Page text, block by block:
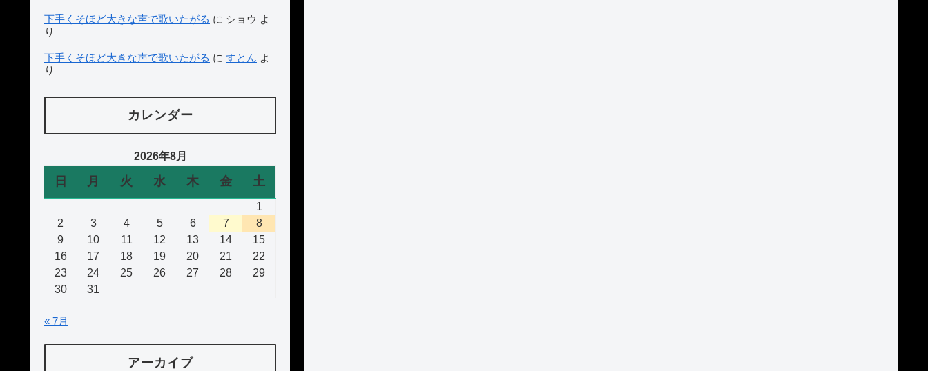
下手くそほど大きな声で歌いたがる に ショウ よ
り
下手くそほど大きな声で歌いたがる に すとん よ
り
カレンダー
2026年8月
日 月 火 水 木 金 土
1
2
3 4 5 6 7
8
9
10 11 12 13 14
15
16
17 18 19 20 21
22
23
24 25 26 27 28
29
30
31
« 7月
アーカイブ